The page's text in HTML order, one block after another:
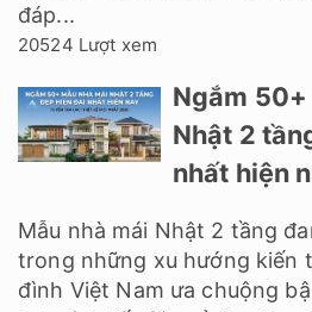
đáp...
20524 Lượt xem
Ngắm
Nhật 2
nhất hiện
Mẫu nhà mái Nhật 2 tầng
trong những xu hướng kiến
đình Việt Nam ưa chuộng